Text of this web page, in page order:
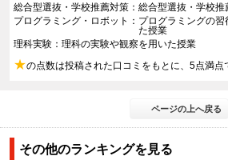
総合型選抜・学校推薦対策
総合型選抜・学校推
プログラミング・ロボット
プログラミングの
た授業
理科実験
理科の実験や観察を用いた授業
★の点数は投稿された口コミをもとに、5点満点
ページの上へ戻る
その他のランキングを見る